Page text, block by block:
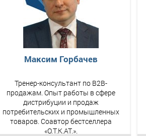
Максим Горбачев
Тренер-консультант по B2B-
продажам. Опыт работы в сфере
дистрибуции и продаж
потребительских и промышленных
товаров. Соавтор бестселлера
«О.Т.К.АТ.».